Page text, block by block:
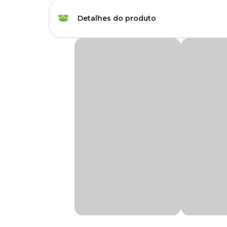
Idade Filhote, Adulto,
Detalhes do produto